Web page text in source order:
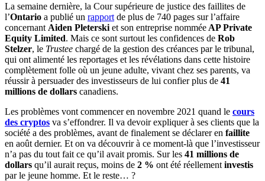
La semaine dernière, la Cour supérieure de justice des faillites de
l’Ontario a publié un rapport de plus de 740 pages sur l’affaire
concernant Aiden Pleterski et son entreprise nommée AP Private
Equity Limited. Mais ce sont surtout les confidences de Rob
Stelzer, le Trustee chargé de la gestion des créances par le tribunal,
qui ont alimenté les reportages et les révélations dans cette histoire
complètement folle où un jeune adulte, vivant chez ses parents, va
réussir à persuader des investisseurs de lui confier plus de 41
millions de dollars canadiens.
Les problèmes vont commencer en novembre 2021 quand le cours
des cryptos va s’effondrer. Il va devoir expliquer à ses clients que la
société a des problèmes, avant de finalement se déclarer en faillite
en août dernier. Et on va découvrir à ce moment-là que l’investisseur
n’a pas du tout fait ce qu’il avait promis. Sur les 41 millions de
dollars qu’il aurait reçus, moins de 2 % ont été réellement investis
par le jeune homme. Et le reste… ?